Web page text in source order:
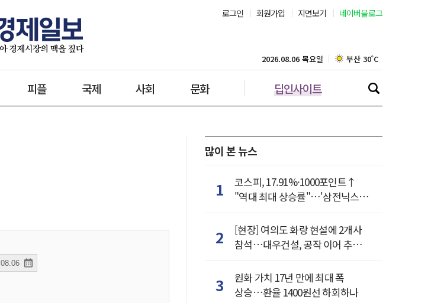
로그인 회원가입 지면보기 네이버블로그
피플 국제 사회 문화 딥인사이트
2026.08.06 목요일 대구 34˚C
인천 30˚C
울산 32˚C
제주 30˚C
많이 본 뉴스
1
코스피, 17.91%·1000포인트↑
"역대 최대 상승률"…'삼전닉스'
2
[현장] 여의도 화랑 현설에 2개사
참석…대우건설, 공작 이어 추가
3
원화 가치 17년 만에 최대 폭
상승…환율 1400원선 하회하나